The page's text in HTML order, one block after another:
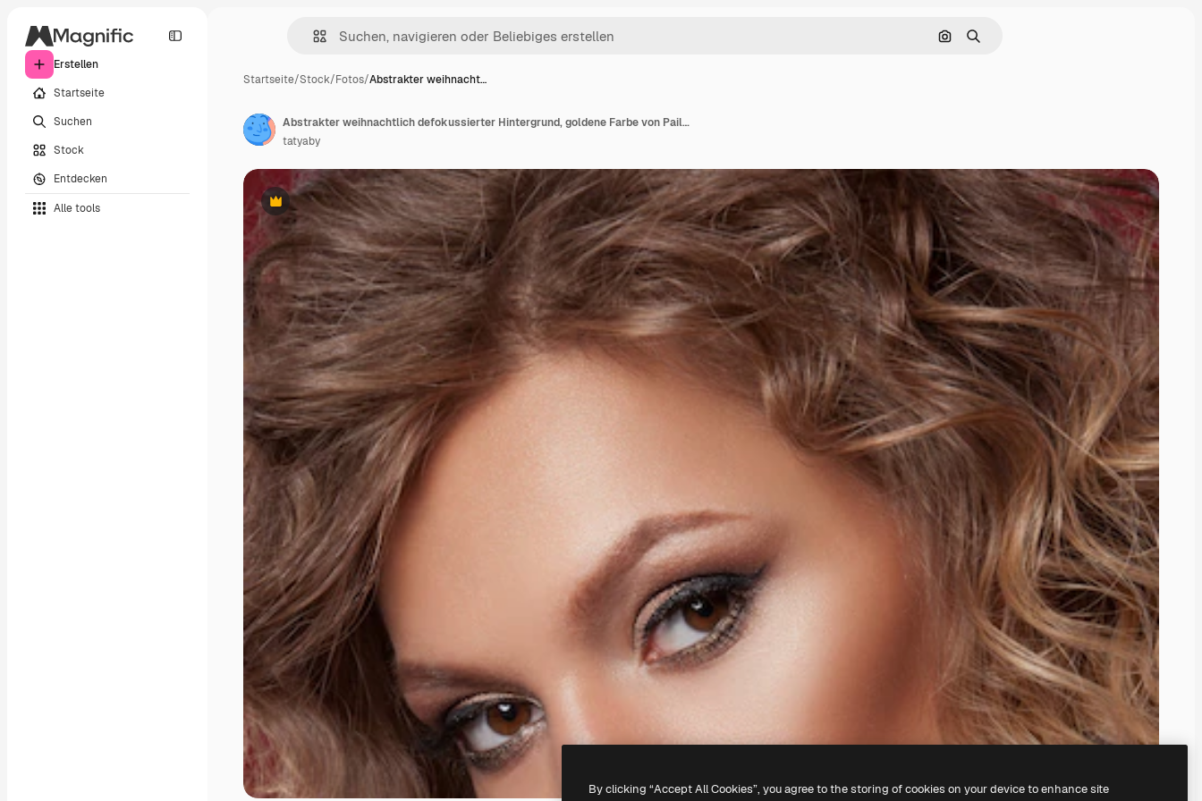
Erstellen
Startseite
Suchen
Stock
Entdecken
Alle tools
Nach Bild suchen
Suchen
Startseite/Stock/Fotos/Abstrakter weihnacht…
Premium
Abstrakter weihnachtlich defokussierter Hintergrund, goldene Farbe von Pailletten. Verwischen Sie das Bokeh. Verschwommenes Bokeh
tatyaby
By clicking “Accept All Cookies”, you agree to the storing of cookies on your device to enhance site